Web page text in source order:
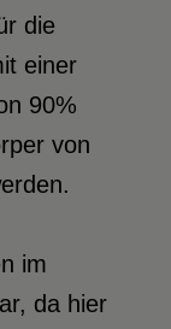
die
einer
90%
von
im
da hier